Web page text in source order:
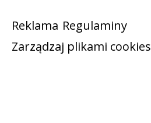
Reklama Regulaminy
Zarządzaj plikami cookies